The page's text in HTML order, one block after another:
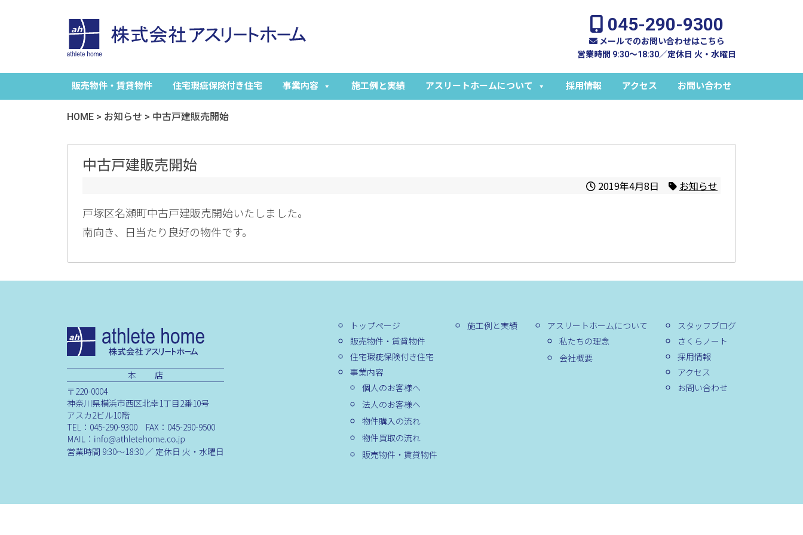
045-290-9300
メールでのお問い合わせはこちら
営業時間 9:30～18:30／定休日 火・水曜日
販売物件・賃貸物件 住宅瑕疵保険付き住宅 事業内容 施工例と実績 アスリートホームについて 採用情報 アクセス お問い合わせ
HOME > お知らせ > 中古戸建販売開始
中古戸建販売開始
2019年4月8日 お知らせ
戸塚区名瀬町中古戸建販売開始いたしました。
南向き、日当たり良好の物件です。
本 店
〒220-0004
神奈川県横浜市西区北幸1丁目2番10号
アスカ2ビル10階
TEL：045-290-9300 FAX：045-290-9500
営業時間 9:30～18:30 ／ 定休日 火・水曜日
トップページ
販売物件・賃貸物件
住宅瑕疵保険付き住宅
事業内容
個人のお客様へ
法人のお客様へ
物件購入の流れ
物件買取の流れ
販売物件・賃貸物件
施工例と実績
アスリートホームについて
私たちの理念
会社概要
スタッフブログ
さくらノート
採用情報
アクセス
お問い合わせ